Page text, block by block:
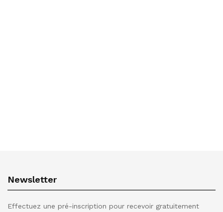
Newsletter
Effectuez une pré-inscription pour recevoir gratuitement